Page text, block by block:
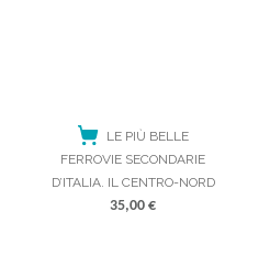
LE PIÙ BELLE
FERROVIE SECONDARIE
D’ITALIA. IL CENTRO-NORD
35,00 €